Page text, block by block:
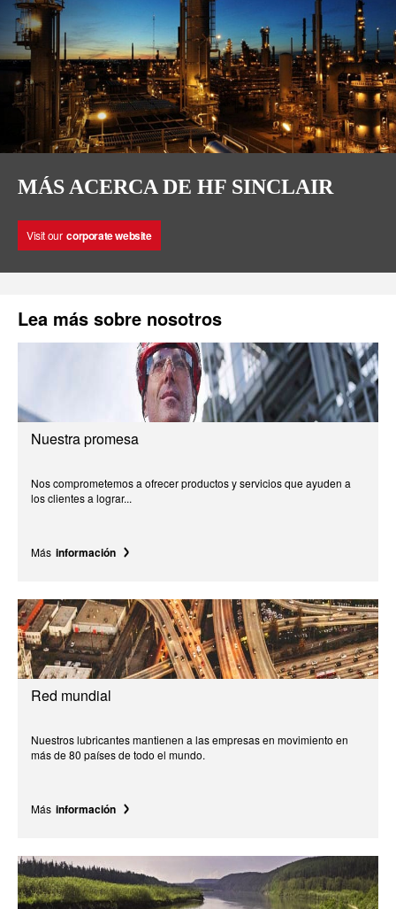
MÁS ACERCA DE HF SINCLAIR
Visit our corporate website
Lea más sobre nosotros
Nuestra promesa
Nos comprometemos a ofrecer productos y servicios que ayuden a
los clientes a lograr...
Más información
Red mundial
Nuestros lubricantes mantienen a las empresas en movimiento en
más de 80 países de todo el mundo.
Más información